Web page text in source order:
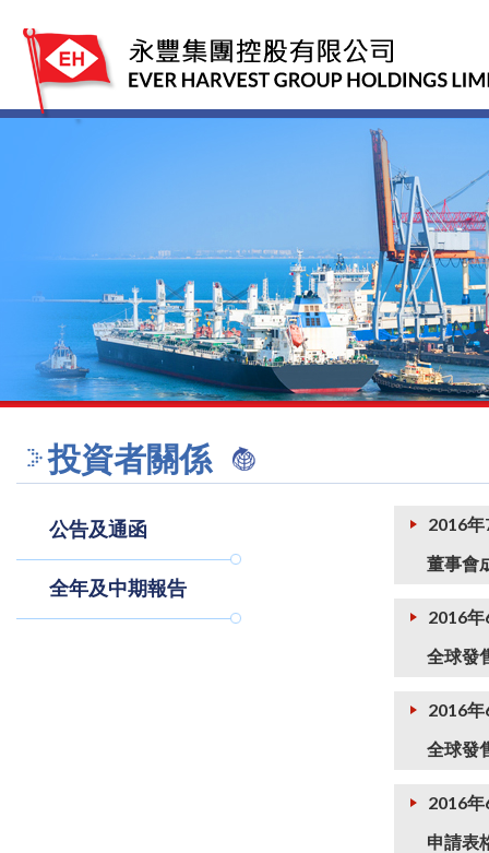
投資者關係
公告及通函
全年及中期報告
2016
董事會
2016
全球發
2016
全球發
2016
申請表